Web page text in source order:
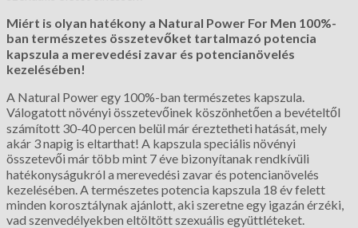
Miért is olyan hatékony a Natural Power For Men 100%-
ban természetes összetevőket tartalmazó potencia
kapszula a merevedési zavar és potencianövelés
kezelésében!
A Natural Power egy 100%-ban természetes kapszula.
Válogatott növényi összetevőinek köszönhetően a bevételtől
számított 30-40 percen belül már éreztetheti hatását, mely
akár 3 napig is eltarthat! A kapszula speciális növényi
összetevői már több mint 7 éve bizonyítanak rendkívüli
hatékonyságukról a merevedési zavar és potencianövelés
kezelésében. A természetes potencia kapszula 18 év felett
minden korosztálynak ajánlott, aki szeretne egy igazán érzéki,
vad szenvedélyekben eltöltött szexuális együttléteket.